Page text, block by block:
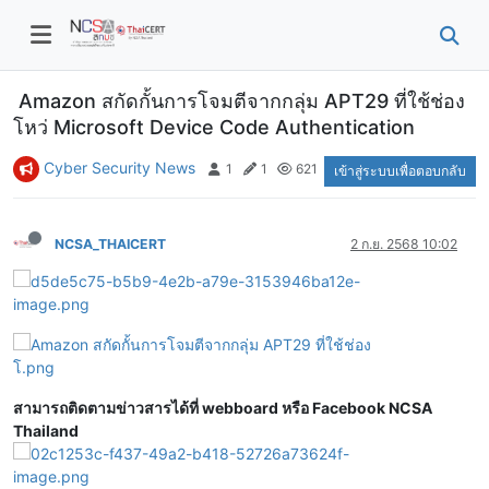
Amazon สกัดกั้นการโจมตีจากกลุ่ม APT29 ที่ใช้ช่อง
โหว่ Microsoft Device Code Authentication
Cyber Security News 1 1 621 เข้าสู่ระบบเพื่อตอบกลับ
NCSA_THAICERT 2 ก.ย. 2568 10:02
สามารถติดตามข่าวสารได้ที่ webboard หรือ Facebook NCSA
Thailand